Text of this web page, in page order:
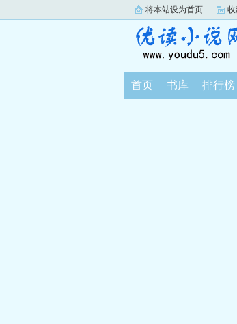
将本站设为首页 收
首页 书库 排行榜